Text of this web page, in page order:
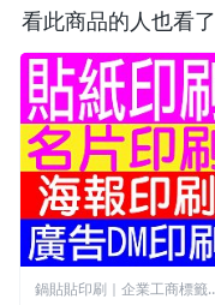
看此商品的人也看了
鍋貼貼印刷｜企業工商標籤